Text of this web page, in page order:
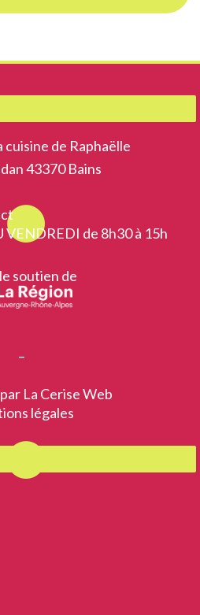
cuisine de Raphaëlle
43370 Bains
VENDREDI de 8h30 à 15h
soutien de
–
La Cerise Web
légales